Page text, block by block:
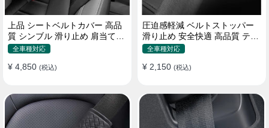
上品 シートベルトカバー 高品
質 シンブル 滑り止め 肩当てパ
ッド 圧迫感軽減
全車種対応
¥ 4,850 (税込)
圧迫感軽減 ベルトストッパー
滑り止め 安全快適 高品質 テー
プクリップ 快適 2個セット
全車種対応
¥ 2,150 (税込)